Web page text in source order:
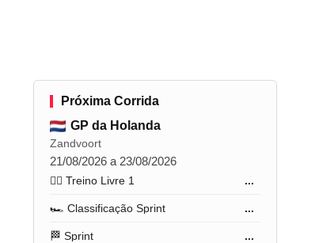
Próxima Corrida
GP da Holanda
Zandvoort
21/08/2026 a 23/08/2026
🏋️‍♂️ Treino Livre 1 ...
🏎️ Classificação Sprint ...
🏁 Sprint ...